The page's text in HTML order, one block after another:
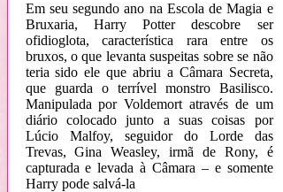
Em seu segundo ano na Escola de Magia e
Bruxaria, Harry Potter descobre ser
ofidioglota, característica rara entre os
bruxos, o que levanta suspeitas sobre se não
teria sido ele que abriu a Câmara Secreta,
que guarda o terrível monstro Basilisco.
Manipulada por Voldemort através de um
diário colocado junto a suas coisas por
Lúcio Malfoy, seguidor do Lorde das
Trevas, Gina Weasley, irmã de Rony, é
capturada e levada à Câmara – e somente
Harry pode salvá-la